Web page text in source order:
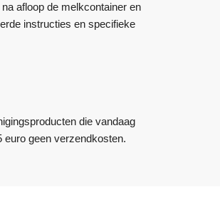
afloop de melkcontainer en
instructies en specifieke
die vandaag
euro geen verzendkosten.